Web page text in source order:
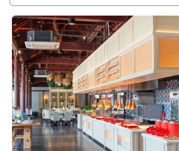
Ver detalhes